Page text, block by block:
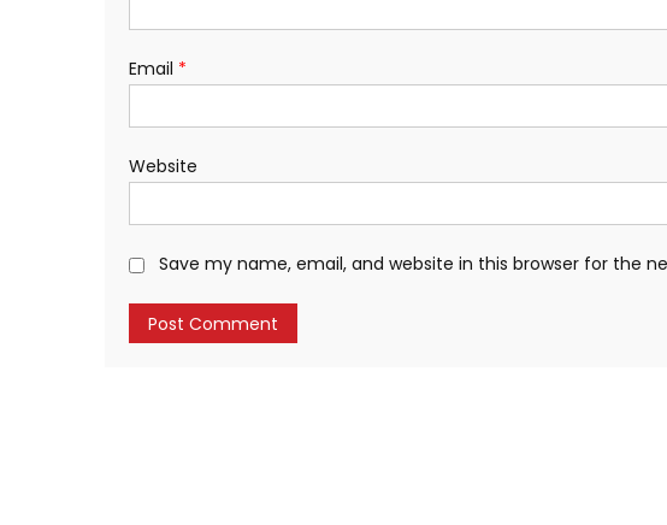
Email *
Website
Save my name, email, and website in this browser for the